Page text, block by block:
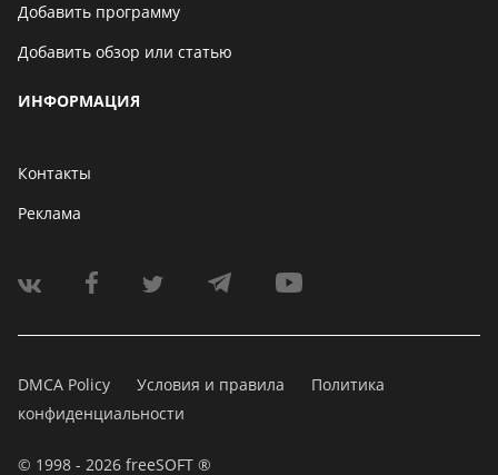
Добавить программу
Добавить обзор или статью
ИНФОРМАЦИЯ
Контакты
Реклама
DMCA Policy Условия и правила
Политика
конфиденциальности
© 1998 - 2026 freeSOFT ®